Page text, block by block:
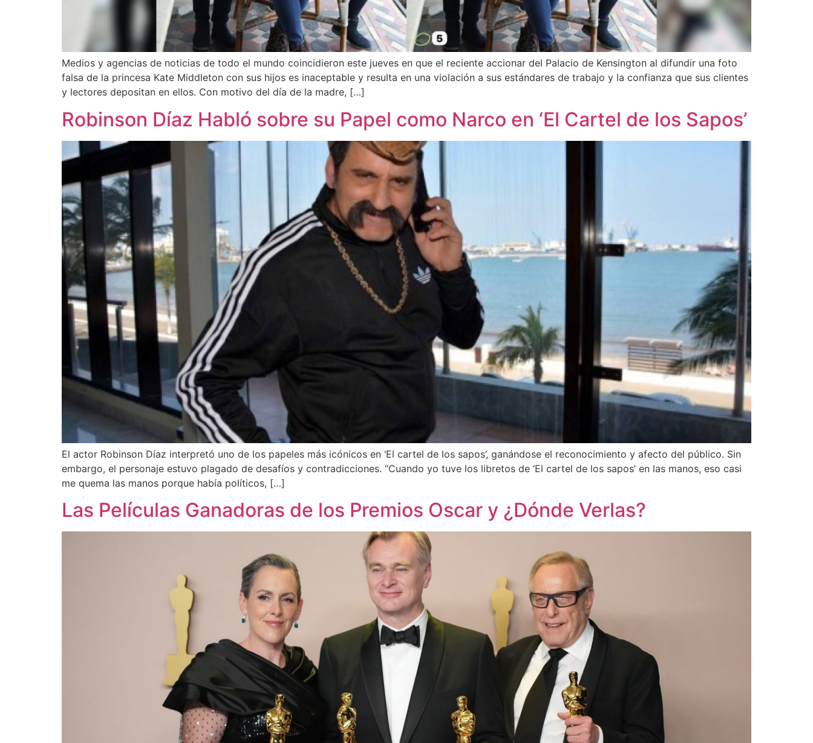
Medios y agencias de noticias de todo el mundo coincidieron este jueves en que el reciente accionar del Palacio de Kensington al difundir una foto
falsa de la princesa Kate Middleton con sus hijos es inaceptable y resulta en una violación a sus estándares de trabajo y la confianza que sus clientes
y lectores depositan en ellos. Con motivo del día de la madre, […]
Robinson Díaz Habló sobre su Papel como Narco en ‘El Cartel de los Sapos’
El actor Robinson Díaz interpretó uno de los papeles más icónicos en ‘El cartel de los sapos’, ganándose el reconocimiento y afecto del público. Sin
embargo, el personaje estuvo plagado de desafíos y contradicciones. “Cuando yo tuve los libretos de ‘El cartel de los sapos’ en las manos, eso casi
me quema las manos porque había políticos, […]
Las Películas Ganadoras de los Premios Oscar y ¿Dónde Verlas?